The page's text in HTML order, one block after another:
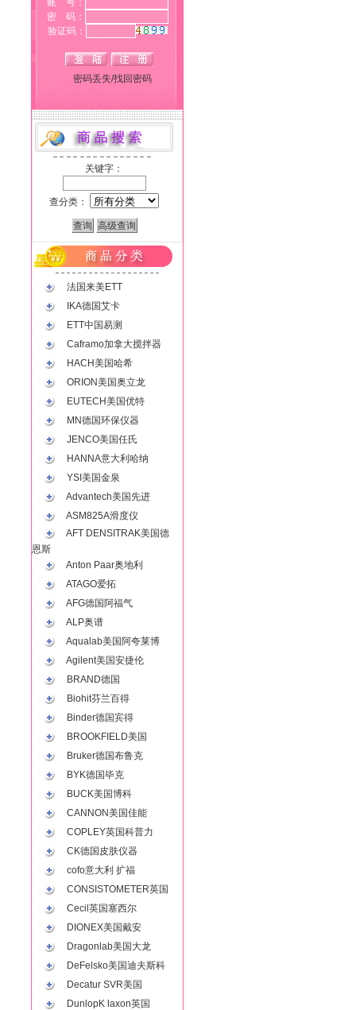
账 号：
密 码：
验证码：
密码丢失/找回密码
关键字：
查分类：
法国来美ETT
IKA德国艾卡
ETT中国易测
Caframo加拿大搅拌器
HACH美国哈希
ORION美国奥立龙
EUTECH美国优特
MN德国环保仪器
JENCO美国任氏
HANNA意大利哈纳
YSI美国金泉
Advantech美国先进
ASM825A滑度仪
AFT DENSITRAK美国德
恩斯
Anton Paar奥地利
ATAGO爱拓
AFG德国阿福气
ALP奥谱
Aqualab美国阿夸莱博
Agilent美国安捷伦
BRAND德国
Biohit芬兰百得
Binder德国宾得
BROOKFIELD美国
Bruker德国布鲁克
BYK德国毕克
BUCK美国博科
CANNON美国佳能
COPLEY英国科普力
CK德国皮肤仪器
cofo意大利 扩福
CONSISTOMETER英国
Cecil英国塞西尔
DIONEX美国戴安
Dragonlab美国大龙
DeFelsko美国迪夫斯科
Decatur SVR美国
DunlopK laxon英国